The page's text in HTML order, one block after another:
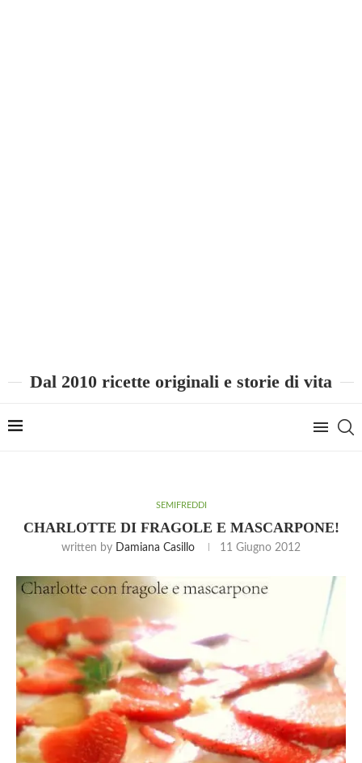
Dal 2010 ricette originali e storie di vita
SEMIFREDDI
CHARLOTTE DI FRAGOLE E MASCARPONE!
written by Damiana Casillo 11 Giugno 2012